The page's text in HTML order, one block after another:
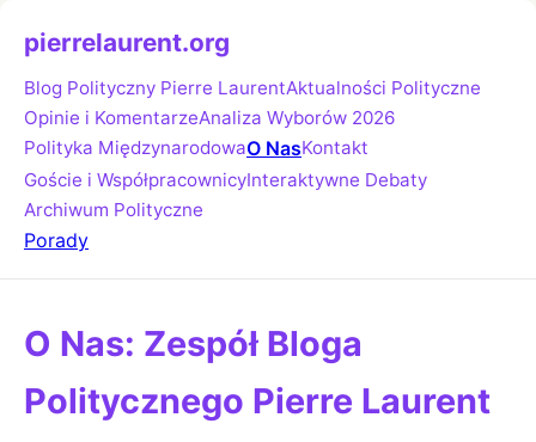
pierrelaurent.org
Blog Polityczny Pierre LaurentAktualności Polityczne
Opinie i KomentarzeAnaliza Wyborów 2026
Polityka MiędzynarodowaO NasKontakt
Goście i WspółpracownicyInteraktywne Debaty
Archiwum Polityczne
Porady
O Nas: Zespół Bloga
Politycznego Pierre Laurent